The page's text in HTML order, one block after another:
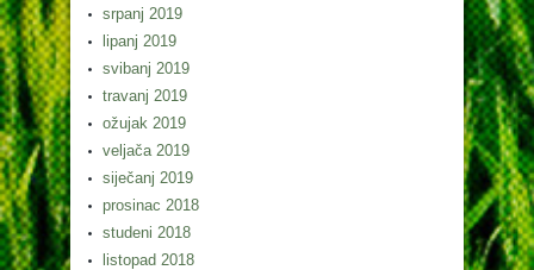
srpanj 2019
lipanj 2019
svibanj 2019
travanj 2019
ožujak 2019
veljača 2019
siječanj 2019
prosinac 2018
studeni 2018
listopad 2018